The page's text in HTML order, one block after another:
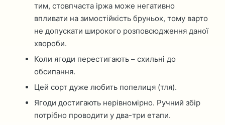
тим, стовпчаста іржа може негативно
впливати на зимостійкість бруньок, тому варто
не допускати широкого розповсюдження даної
хвороби.
Коли ягоди перестигають – схильні до
обсипання.
Цей сорт дуже любить попелиця (тля).
Ягоди достигають нерівномірно. Ручний збір
потрібно проводити у два-три етапи.